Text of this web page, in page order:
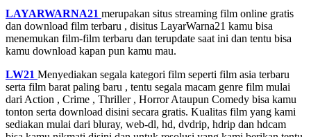
LAYARWARNA21 merupakan situs streaming film online gratis
dan download film terbaru , disitus LayarWarna21 kamu bisa
menemukan film-film terbaru dan terupdate saat ini dan tentu bisa
kamu download kapan pun kamu mau.
LW21 Menyediakan segala kategori film seperti film asia terbaru
serta film barat paling baru , tentu segala macam genre film mulai
dari Action , Crime , Thriller , Horror Ataupun Comedy bisa kamu
tonton serta download disini secara gratis. Kualitas film yang kami
sediakan mulai dari bluray, web-dl, hd, dvdrip, hdrip dan hdcam